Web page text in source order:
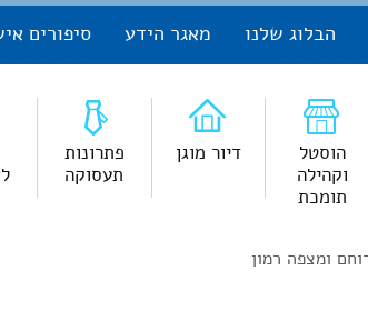
הבלוג שלנו מאגר הידע סיפורים
הוסטל
וקהילה
תומכת
דיור מוגן
פתרונות
תעסוקה
ומצפה רמון